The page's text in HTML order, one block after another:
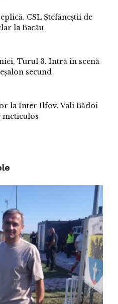
CSL Ștefăneștii de
la Bacău
Turul 3. Intră în scenă
secund
la Inter Ilfov. Vali Bădoi
meticulos